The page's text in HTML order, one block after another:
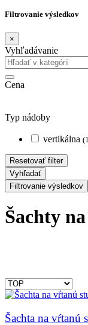
Filtrovanie výsledkov
×
Vyhľadávanie
Cena
Typ nádoby
vertikálna
Resetovať filter
Vyhľadať
Filtrovanie výsledkov
Šachty
Šachta na vŕtanú